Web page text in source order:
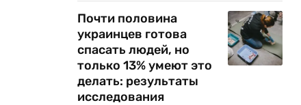
Почти половина
украинцев готова
спасать людей, но
только 13% умеют это
делать: результаты
исследования